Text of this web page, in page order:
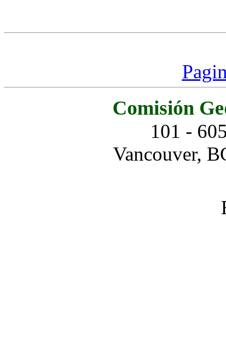
Comisión
101 -
Vancouver,